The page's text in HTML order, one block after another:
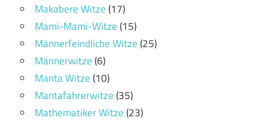
Makabere Witze(17)
Mami-Mami-Witze(15)
Männerfeindliche Witze(25)
Männerwitze(6)
Manta Witze(10)
Mantafahrerwitze(35)
Mathematiker Witze(23)